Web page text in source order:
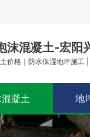
沫混凝土-宏阳
价格｜防水保湿地坪施工
凝土 地